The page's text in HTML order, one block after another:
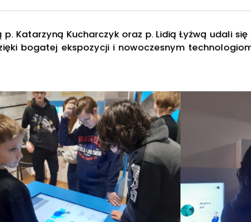
Katarzyną Kucharczyk oraz p. Lidią Łyżwą udali
bogatej ekspozycji i nowoczesnym